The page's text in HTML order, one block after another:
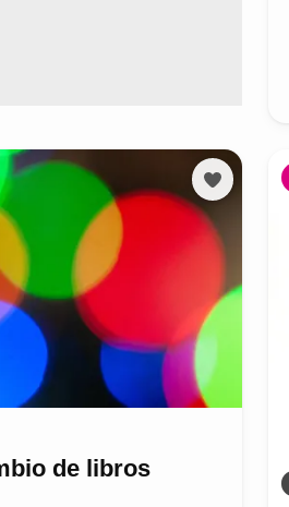
de libros